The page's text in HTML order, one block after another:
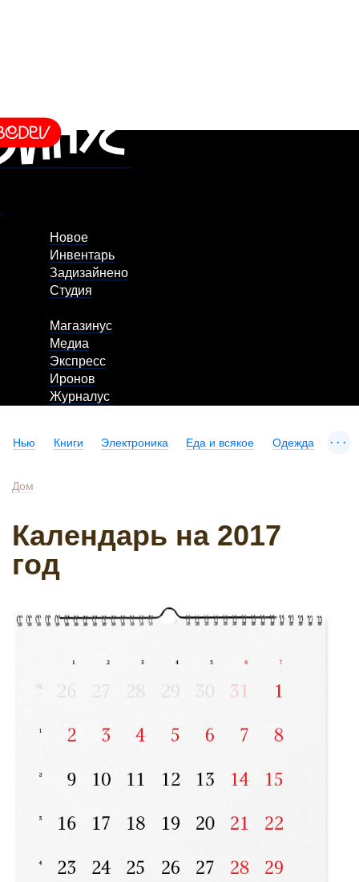
Новое
Инвентарь
Задизайнено
Студия
Магазинус
Медиа
Экспресс
Иронов
Журналус
Нью Книги Электроника Еда и всякое Одежда ...
Дом
Календарь на 2017
год